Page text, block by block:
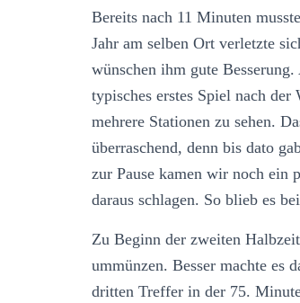
Bereits nach 11 Minuten
Jahr am selben Ort verletzte
wünschen ihm gute
typisches erstes Spiel nach
mehrere Stationen zu sehen.
überraschend, denn bis dato
zur Pause kamen wir noch ein
daraus schlagen. So blieb es
Zu Beginn der zweiten
ummünzen. Besser machte es
dritten Treffer in der 75.